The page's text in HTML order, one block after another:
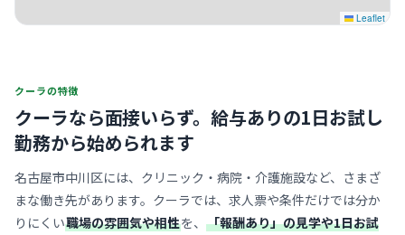
Leaflet
クーラの特徴
クーラなら面接いらず。 給与ありの1日お試し
勤務から始められます
名古屋市中川区には、クリニック・病院・介護施設など、さまざ
まな働き先があります。クーラでは、求人票や条件だけでは分か
りにくい職場の雰囲気や相性を、 「報酬あり」の見学や1日お試